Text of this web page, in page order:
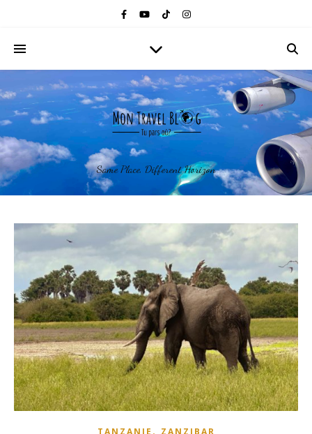
Same Place, Different Horizon
,